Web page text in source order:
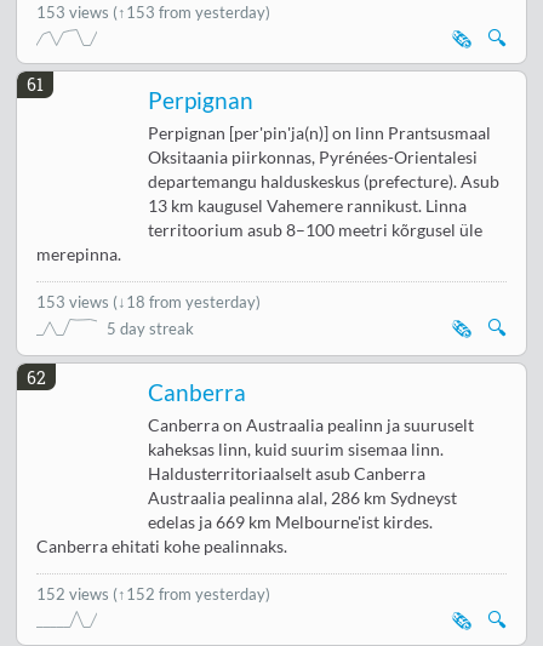
153 views (↑153 from yesterday)
🔍
🗞️
61
Perpignan
Perpignan [per'pin'ja(n)] on linn Prantsusmaal
Oksitaania piirkonnas, Pyrénées-Orientalesi
departemangu halduskeskus (prefecture). Asub
13 km kaugusel Vahemere rannikust. Linna
territoorium asub 8–100 meetri kõrgusel üle
merepinna.
153 views (↓18 from yesterday)
5 day streak
🔍
🗞️
62
Canberra
Canberra on Austraalia pealinn ja suuruselt
kaheksas linn, kuid suurim sisemaa linn.
Haldusterritoriaalselt asub Canberra
Austraalia pealinna alal, 286 km Sydneyst
edelas ja 669 km Melbourne'ist kirdes.
Canberra ehitati kohe pealinnaks.
152 views (↑152 from yesterday)
🔍
🗞️